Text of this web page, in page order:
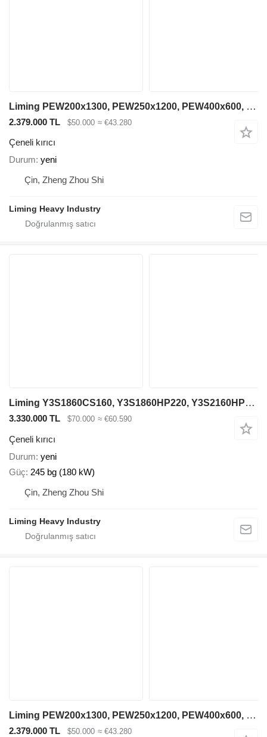
Liming PEW200x1300, PEW250x1200, PEW400x600, PEW760, PEW1100
2.379.000 TL $50.000 ≈ €43.280
Çeneli kırıcı
Durum yeni
Çin, Zheng Zhou Shi
Liming Heavy Industry
Liming Y3S1860CS160, Y3S1860HP220, Y3S2160HP220
3.330.000 TL $70.000 ≈ €60.590
Çeneli kırıcı
Durum yeni
Güç 245 bg (180 kW)
Çin, Zheng Zhou Shi
Liming Heavy Industry
Liming PEW200x1300, PEW250x1200, PEW400x600, PEW760, PEW1100
2.379.000 TL $50.000 ≈ €43.280